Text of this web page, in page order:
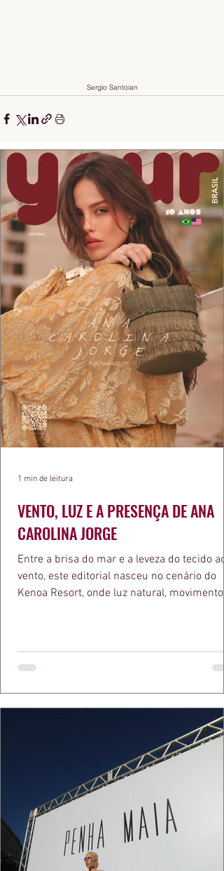
Sergio Santoian
VENTO, LUZ E A PRESENÇA DE ANA
CAROLINA JORGE
Entre a brisa do mar e a leveza do tecido ao
vento, este editorial nasceu no cenário do
Kenoa Resort, onde luz natural, movimento e
bolsa da Malu Pires, em uma composição
algo de intemporal em vestir o vento e
que ele conduza a cena. Cada dobra do
cada reflexo dourado da luz sobre a pe
1 min de leitura